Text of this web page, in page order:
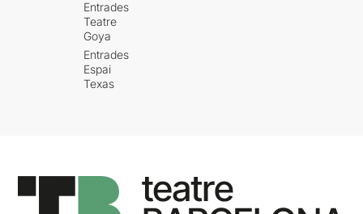
Entrades
Teatre
Goya
Entrades
Espai
Texas